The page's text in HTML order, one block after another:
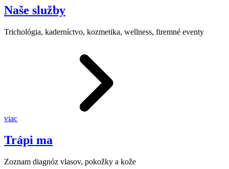
Naše služby
Trichológia, kaderníctvo, kozmetika, wellness, firemné eventy
viac
Trápi ma
Zoznam diagnóz vlasov, pokožky a kože